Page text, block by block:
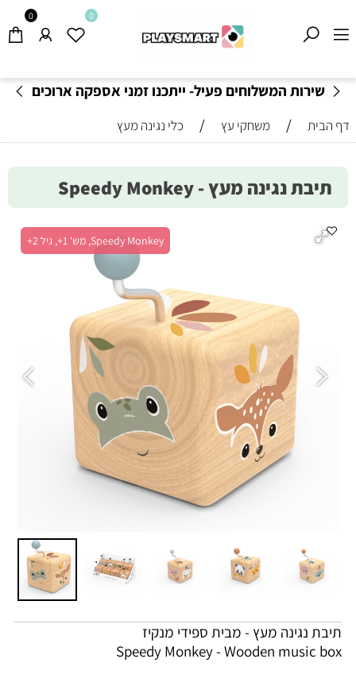
שירות המשלוחים פעיל- ייתכנו זמני אספקה ארוכים
0 0
דף הבית / משחקי עץ / כלי נגינה מעץ
תיבת נגינה מעץ - Speedy Monkey
Speedy Monkey, מש' 1+, גיל 2+
תיבת נגינה מעץ - מבית ספידי מנקיז
Speedy Monkey - Wooden music box